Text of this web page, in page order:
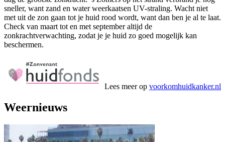
sneller, want zand en water weerkaatsen UV-straling. Wacht niet
met uit de zon gaan tot je huid rood wordt, want dan ben je al te laat.
Check van maart tot en met september altijd de
zonkrachtverwachting, zodat je je huid zo goed mogelijk kan
beschermen.
Lees meer op voorkomhuidkanker.nl
Weernieuws